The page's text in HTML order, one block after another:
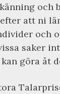
och
att ni
och
saker
göra åt